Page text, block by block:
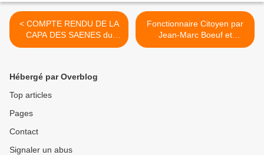
< COMPTE RENDU DE LA
CAPA DES SAENES du
06/04/2017
Fonctionnaire Citoyen par
Jean-Marc Boeuf et
Philippe Mesnier >
Hébergé par Overblog
Top articles
Pages
Contact
Signaler un abus